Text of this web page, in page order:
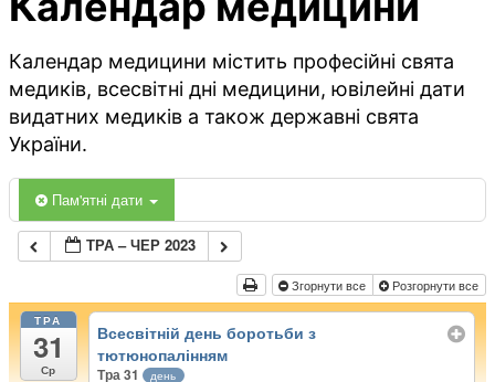
Календар медицини містить професійні свята
медиків, всесвітні дні медицини, ювілейні дати
видатних медиків а також державні свята
України.
Пам'ятні дати
ТРА – ЧЕР 2023
Згорнути все Розгорнути все
ТРА
31
Ср
Всесвітній день боротьби з
тютюнопалінням
Тра 31 день